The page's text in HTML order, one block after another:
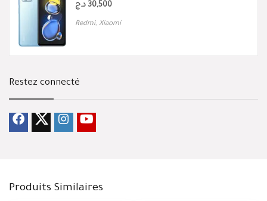
30,500 د.ج
Redmi, Xiaomi
Restez connecté
Produits Similaires